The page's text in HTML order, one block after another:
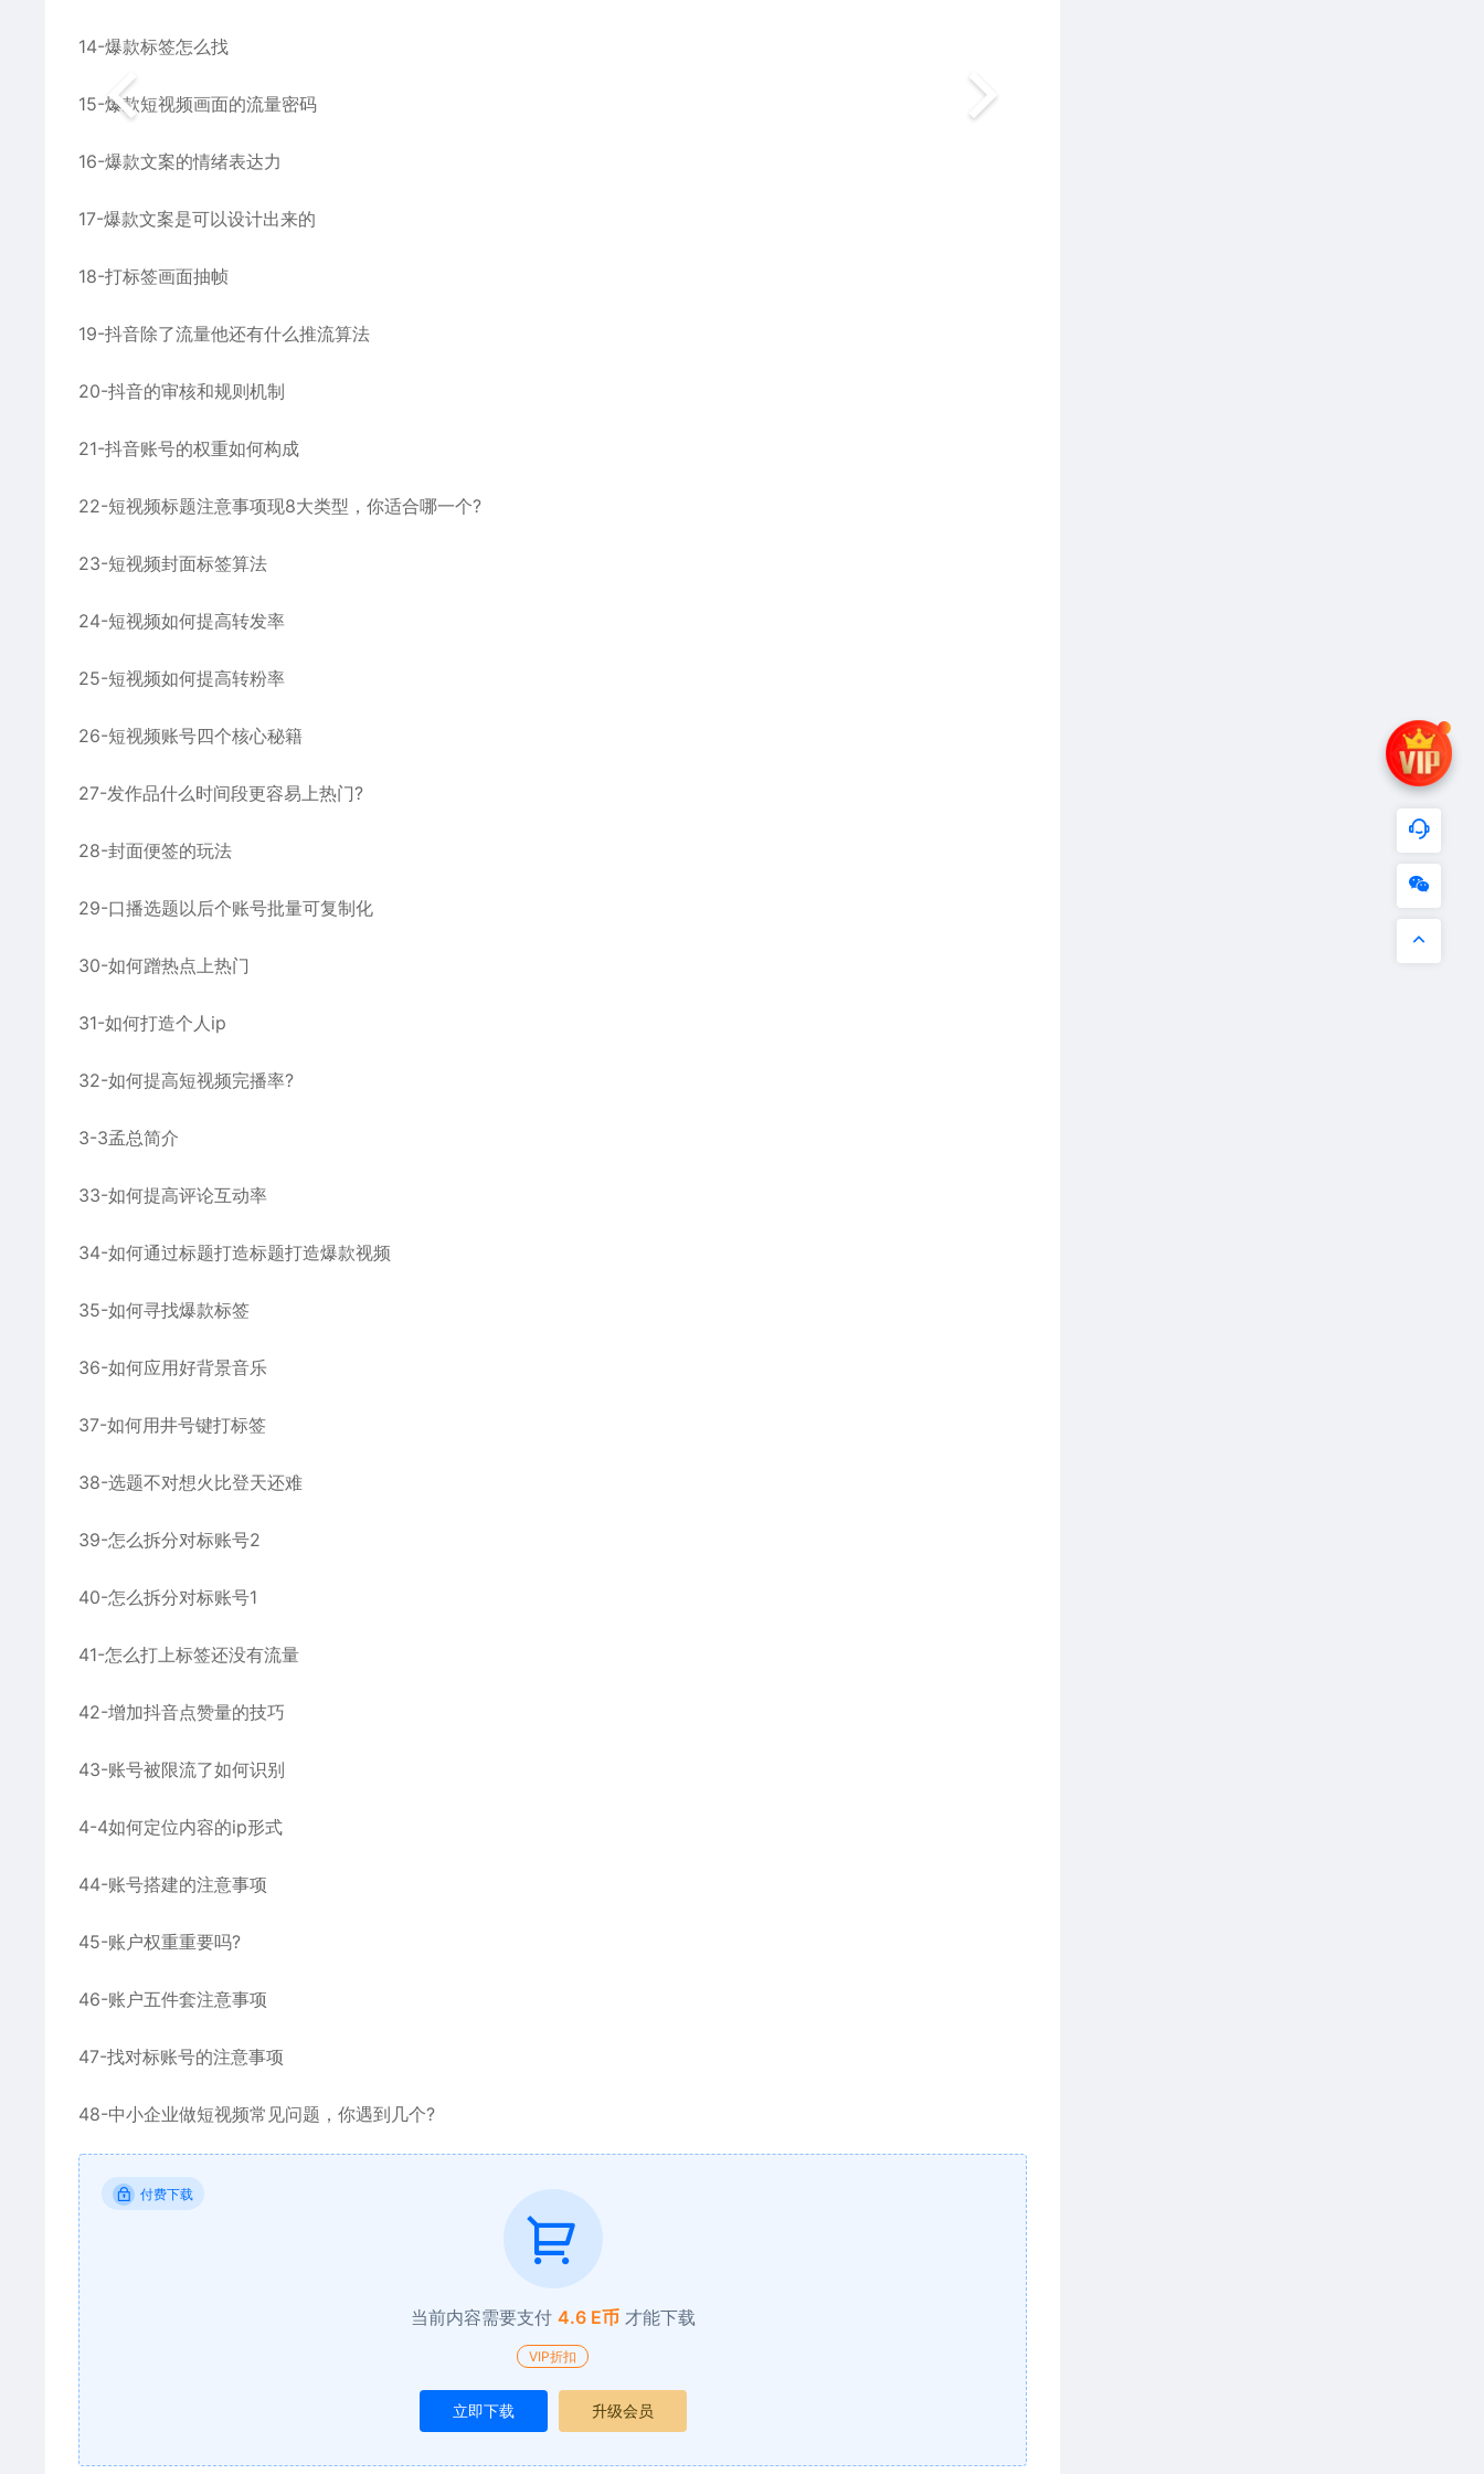
14-爆款标签怎么找
15-爆款短视频画面的流量密码
16-爆款文案的情绪表达力
17-爆款文案是可以设计出来的
18-打标签画面抽帧
19-抖音除了流量他还有什么推流算法
20-抖音的审核和规则机制
21-抖音账号的权重如何构成
22-短视频标题注意事项现8大类型，你适合哪一个?
23-短视频封面标签算法
24-短视频如何提高转发率
25-短视频如何提高转粉率
26-短视频账号四个核心秘籍
27-发作品什么时间段更容易上热门?
28-封面便签的玩法
29-口播选题以后个账号批量可复制化
30-如何蹭热点上热门
31-如何打造个人ip
32-如何提高短视频完播率?
3-3孟总简介
33-如何提高评论互动率
34-如何通过标题打造标题打造爆款视频
35-如何寻找爆款标签
36-如何应用好背景音乐
37-如何用井号键打标签
38-选题不对想火比登天还难
39-怎么拆分对标账号2
40-怎么拆分对标账号1
41-怎么打上标签还没有流量
42-增加抖音点赞量的技巧
43-账号被限流了如何识别
4-4如何定位内容的ip形式
44-账号搭建的注意事项
45-账户权重重要吗?
46-账户五件套注意事项
47-找对标账号的注意事项
48-中小企业做短视频常见问题，你遇到几个?
付费下载
当前内容需要支付 4.6 E币 才能下载
VIP折扣
立即下载 升级会员